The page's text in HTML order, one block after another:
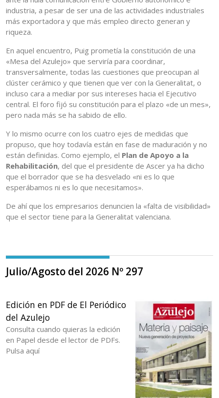
industria, a pesar de ser una de las actividades industriales
más exportadora y que más empleo directo generan y
riqueza.
En aquel encuentro, Puig prometía la constitución de una
«Mesa del Azulejo» que serviría para coordinar,
transversalmente, todas las cuestiones que preocupan al
clúster cerámico y que tienen que ver con la Generalitat, o
incluso cara a mediar por sus intereses hacia el Ejecutivo
central. El foro fijó su constitución para el plazo «de un mes»,
pero nada más se ha sabido de ello.
Y lo mismo ocurre con los cuatro ejes de medidas que
propuso, que hoy todavía están en fase de maduración y no
están definidas. Como ejemplo, el Plan de Apoyo a la
Rehabilitación, del que el presidente de Ascer ya ha dicho
que el borrador que se ha desvelado «ni es lo que
esperábamos ni es lo que necesitamos».
De ahí que los empresarios denuncien la «falta de visibilidad»
que el sector tiene para la Generalitat valenciana.
Julio/Agosto del 2026 Nº 297
Edición en PDF de El Periódico
del Azulejo
Consulta cuando quieras la edición
en Papel desde el lector de PDFs.
Pulsa aquí